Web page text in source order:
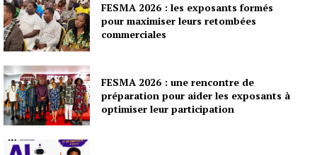
FESMA 2026 : les exposants formés
pour maximiser leurs retombées
commerciales
FESMA 2026 : une rencontre de
préparation pour aider les exposants à
optimiser leur participation